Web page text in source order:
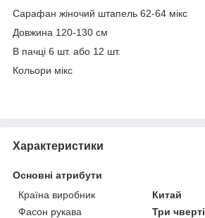
Сарафан жіночий штапель 62-64 мікс
Довжина 120-130 см
В пачці 6 шт. або 12 шт.
Кольори мікс
Характеристики
Основні атрибути
Країна виробник
Китай
Фасон рукава
Три чверті